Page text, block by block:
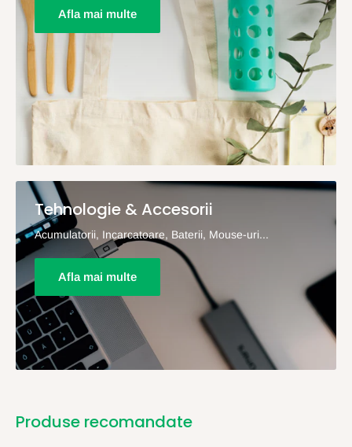
Afla mai multe
Tehnologie & Accesorii
Acumulatorii, Incarcatoare, Baterii, Mouse-uri...
Afla mai multe
Produse recomandate